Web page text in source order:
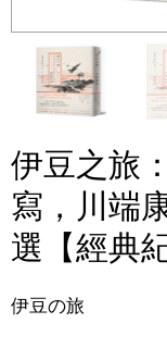
伊豆之旅
寫，川端
選【經典
伊豆の旅